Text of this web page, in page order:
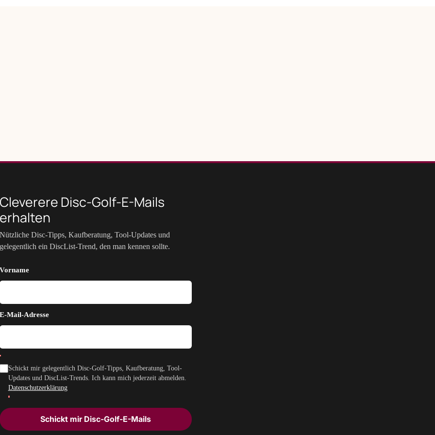
Cleverere Disc-Golf-E-Mails
erhalten
Nützliche Disc-Tipps, Kaufberatung, Tool-Updates und
gelegentlich ein DiscList-Trend, den man kennen sollte.
Vorname
E-Mail-Adresse
Schickt mir gelegentlich Disc-Golf-Tipps, Kaufberatung, Tool-
Updates und DiscList-Trends. Ich kann mich jederzeit abmelden.
Datenschutzerklärung
Schickt mir Disc-Golf-E-Mails